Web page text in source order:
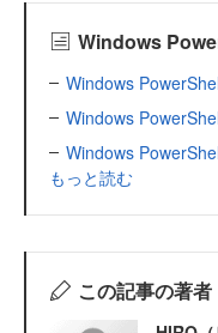
Windows
Windows
Windows
Windows
もっと読む
この記事の著者